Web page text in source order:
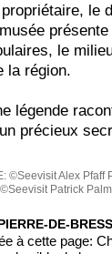
le
le
la région.
légende
précieux
©Seevisit Alex Pfaff
Patrick
DE-
à cette page: